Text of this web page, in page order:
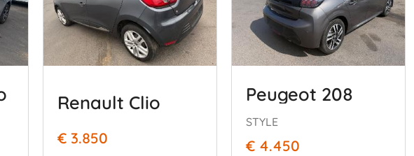
Renault Clio
€ 3.850
Peugeot 208
STYLE
€ 4.450